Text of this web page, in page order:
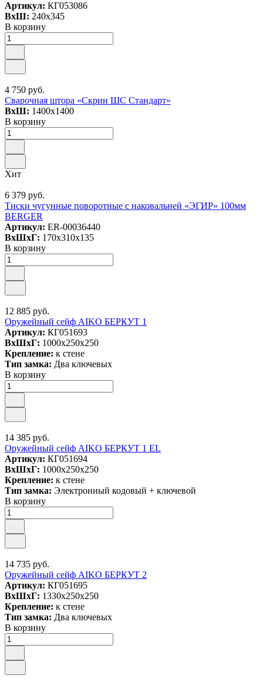
Артикул: КГ053086
ВxШ: 240x345
В корзину
4 750 руб.
Сварочная штора «Скрин ШС Стандарт»
ВxШ: 1400x1400
В корзину
Хит
6 379 руб.
Тиски чугунные поворотные с наковальней «ЭГИР» 100мм
BERGER
Артикул: ER-00036440
ВxШxГ: 170x310x135
В корзину
12 885 руб.
Оружейный сейф AIKO БЕРКУТ 1
Артикул: КГ051693
ВxШxГ: 1000x250x250
Крепление: к стене
Тип замка: Два ключевых
В корзину
14 385 руб.
Оружейный сейф AIKO БЕРКУТ 1 EL
Артикул: КГ051694
ВxШxГ: 1000x250x250
Крепление: к стене
Тип замка: Электронный кодовый + ключевой
В корзину
14 735 руб.
Оружейный сейф AIKO БЕРКУТ 2
Артикул: КГ051695
ВxШxГ: 1330x250x250
Крепление: к стене
Тип замка: Два ключевых
В корзину